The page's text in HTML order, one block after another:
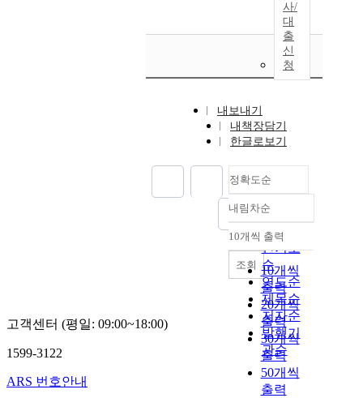
사/
대
출
신
청
내보내기
내책장담기
한글로보기
정확도순
정확도
순
인기도
순
연도순
제목순
저자순
발행기
관순
내림차순
내림차순
10개씩 출력
10개씩
출력
20개씩
출력
30개씩
출력
50개씩
출력
조회
고객센터 (평일: 09:00~18:00)
1599-3122
ARS 번호안내